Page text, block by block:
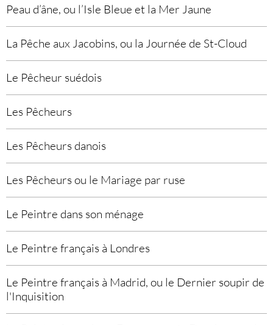
Peau d’âne, ou l’Isle Bleue et la Mer Jaune
La Pêche aux Jacobins, ou la Journée de St-Cloud
Le Pêcheur suédois
Les Pêcheurs
Les Pêcheurs danois
Les Pêcheurs ou le Mariage par ruse
Le Peintre dans son ménage
Le Peintre français à Londres
Le Peintre français à Madrid, ou le Dernier soupir de
l'Inquisition